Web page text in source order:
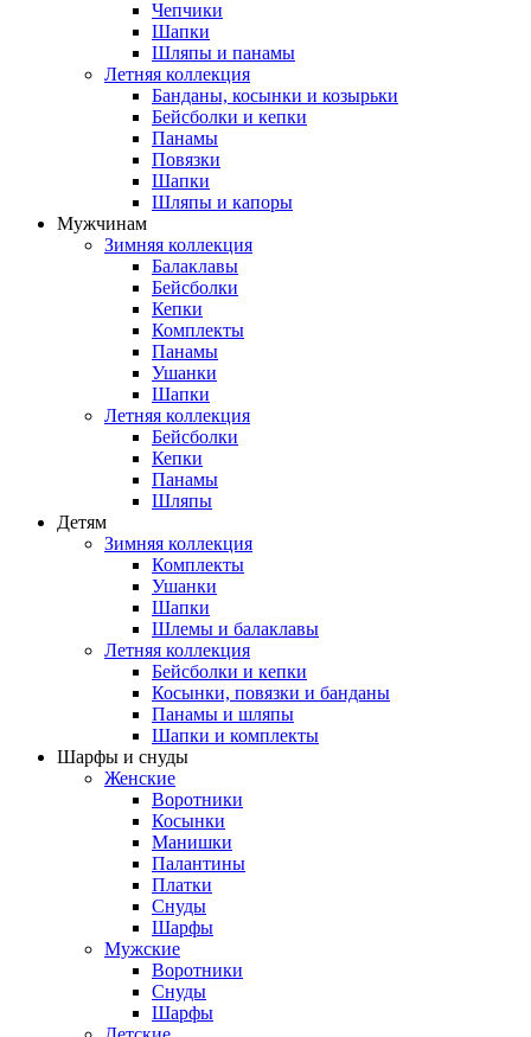
Чепчики
Шапки
Шляпы и панамы
Летняя коллекция
Банданы, косынки и козырьки
Бейсболки и кепки
Панамы
Повязки
Шапки
Шляпы и капоры
Мужчинам
Зимняя коллекция
Балаклавы
Бейсболки
Кепки
Комплекты
Панамы
Ушанки
Шапки
Летняя коллекция
Бейсболки
Кепки
Панамы
Шляпы
Детям
Зимняя коллекция
Комплекты
Ушанки
Шапки
Шлемы и балаклавы
Летняя коллекция
Бейсболки и кепки
Косынки, повязки и банданы
Панамы и шляпы
Шапки и комплекты
Шарфы и снуды
Женские
Воротники
Косынки
Манишки
Палантины
Платки
Снуды
Шарфы
Мужские
Воротники
Снуды
Шарфы